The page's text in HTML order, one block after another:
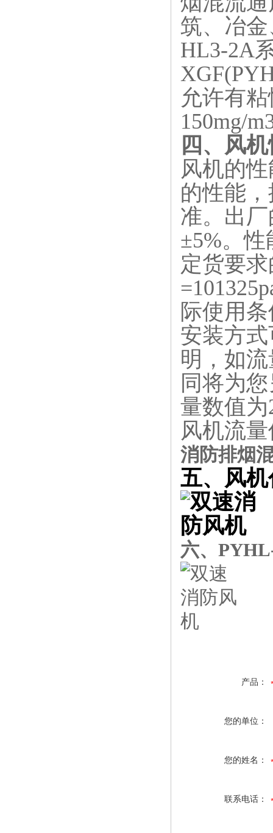
筑、冶
HL3-2A
允许有
150mg/
四、风
风机的
的性能
准。出
±5%。
定货要
际使用
安装方
明，如
同将为
量数值
风机流
消防排烟
五、风
六、
产品：
您的单位：
您的姓名：
联系电话：